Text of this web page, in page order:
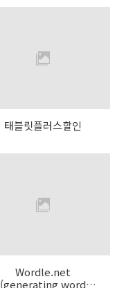
태블릿플러스할인
Wordle.net
(generating word